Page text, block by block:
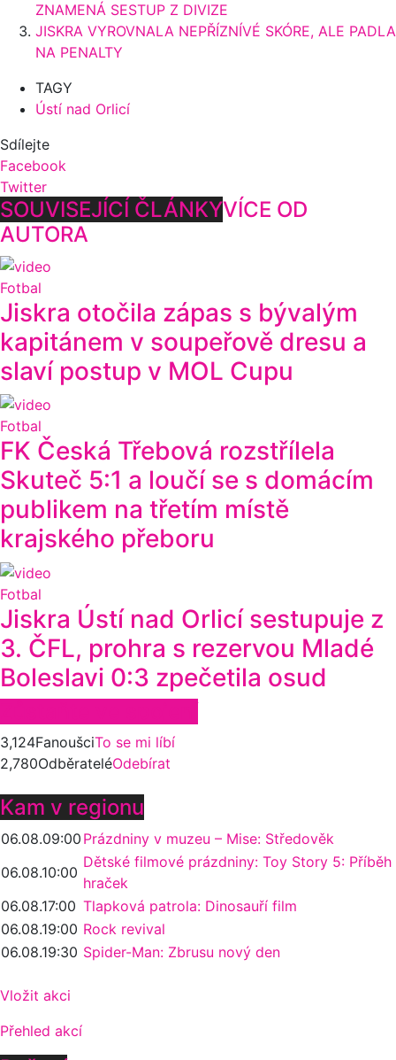
ZNAMENÁ SESTUP Z DIVIZE
JISKRA VYROVNALA NEPŘÍZNÍVÉ SKÓRE, ALE PADLA
NA PENALTY
TAGY
Ústí nad Orlicí
Sdílejte
Facebook
Twitter
SOUVISEJÍCÍ ČLÁNKYVÍCE OD
AUTORA
Fotbal
Jiskra otočila zápas s bývalým
kapitánem v soupeřově dresu a
slaví postup v MOL Cupu
Fotbal
FK Česká Třebová rozstřílela
Skuteč 5:1 a loučí se s domácím
publikem na třetím místě
krajského přeboru
Fotbal
Jiskra Ústí nad Orlicí sestupuje z
3. ČFL, prohra s rezervou Mladé
Boleslavi 0:3 zpečetila osud
3,124FanoušciTo se mi líbí
2,780OdběrateléOdebírat
Kam v regionu
06.08.09:00 Prázdniny v muzeu – Mise: Středověk
06.08.10:00
Dětské filmové prázdniny: Toy Story 5: Příběh
hraček
06.08.17:00 Tlapková patrola: Dinosauří film
06.08.19:00 Rock revival
06.08.19:30 Spider-Man: Zbrusu nový den
Vložit akci
Přehled akcí